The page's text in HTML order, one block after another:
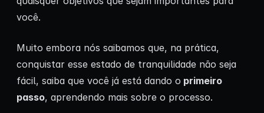
você.
Muito embora nós saibamos que, na prática,
conquistar esse estado de tranquilidade não seja
fácil, saiba que você já está dando o primeiro
passo, aprendendo mais sobre o processo.